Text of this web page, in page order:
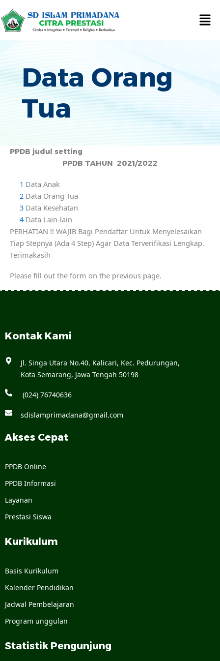
ke
konten
Data Orang
Tua
PPDB judul setting
PPDB TAHUN 2021/2022
1 Data Anak
2 Data Orang Tua
3 Data Kesehatan
4 Data Lain-lain
PERHATIAN !! WAJIB Bagi Pendaftar Untuk Menyelesaikan
Tiap Stepnya (Ada 4 Step) Agar Data Terverifikasi Lengkap.
Terimakasih
Please fill out the form on the previous page.
Kontak Kami
Jl. Singa Utara No.40, Kalicari, Kec. Pedurungan,
Kota Semarang, Jawa Tengah 50198
(024) 76740636
sdislamprimadana@gmail.com
Akses Cepat
PPDB Online
PPDB Informasi
Layanan
Prestasi Siswa
Kurikulum
Basis Kurikulum
Kalender Pendidikan
Jadwal Pembelajaran
Program unggulan
Statistik Pengunjung